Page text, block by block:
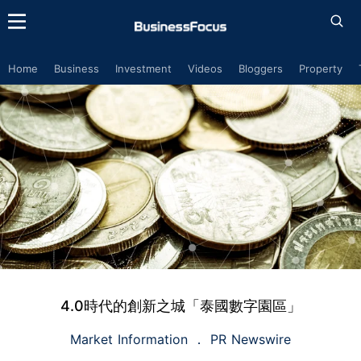
Home Business Investment Videos Bloggers Property
4.0時代的創新之城「泰國數字園區」
Market Information PR Newswire